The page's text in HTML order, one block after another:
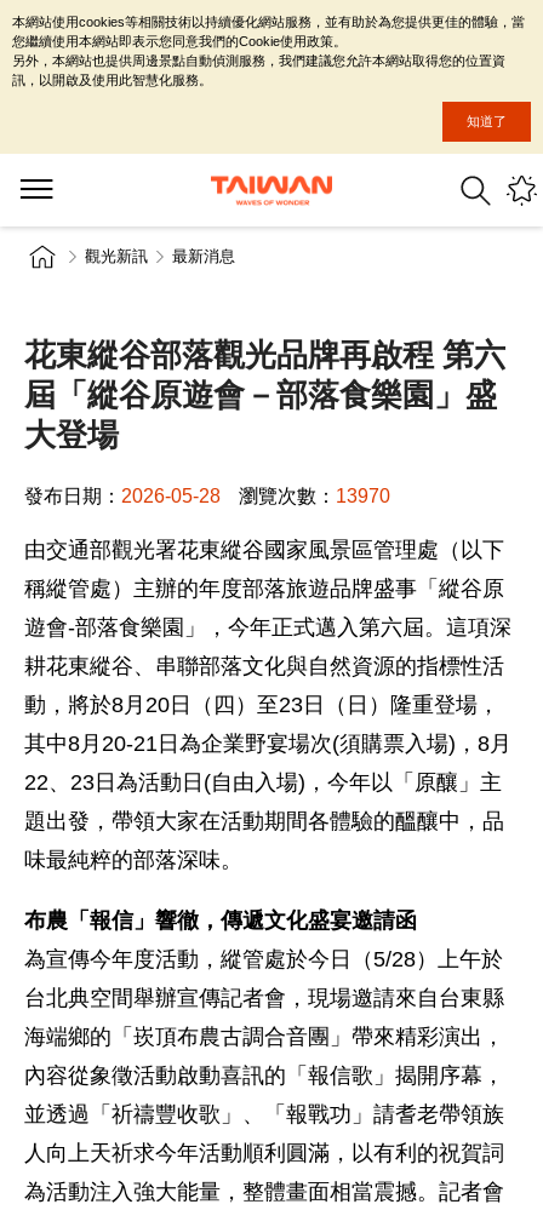
觀光新訊 最新消息
花東縱谷部落觀光品牌再啟程 第六
屆「縱谷原遊會－部落食樂園」盛
大登場
發布日期： 2026-05-28 瀏覽次數： 13970
由交通部觀光署花東縱谷國家風景區管理處（以下
稱縱管處）主辦的年度部落旅遊品牌盛事「縱谷原
遊會-部落食樂園」，今年正式邁入第六屆。這項深
耕花東縱谷、串聯部落文化與自然資源的指標性活
動，將於8月20日（四）至23日（日）隆重登場，
其中8月20-21日為企業野宴場次(須購票入場)，8月
22、23日為活動日(自由入場)，今年以「原釀」主
題出發，帶領大家在活動期間各體驗的醞釀中，品
味最純粹的部落深味。
布農「報信」響徹，傳遞文化盛宴邀請函
為宣傳今年度活動，縱管處於今日（5/28）上午於
台北典空間舉辦宣傳記者會，現場邀請來自台東縣
海端鄉的「崁頂布農古調合音團」帶來精彩演出，
內容從象徵活動啟動喜訊的「報信歌」揭開序幕，
並透過「祈禱豐收歌」、「報戰功」請耆老帶領族
人向上天祈求今年活動順利圓滿，以有利的祝賀詞
為活動注入強大能量，整體畫面相當震撼。記者會
本網站使用cookies等相關技術以持續優化網站服務，並有助於為您提供更佳的體驗，當
您繼續使用本網站即表示您同意我們的Cookie使用政策。
另外，本網站也提供周邊景點自動偵測服務，我們建議您允許本網站取得您的位置資
訊，以開啟及使用此智慧化服務。
知道了